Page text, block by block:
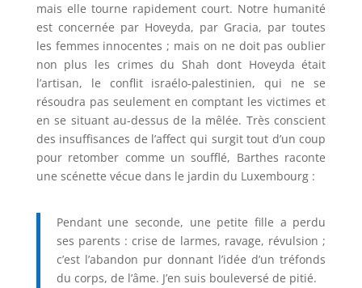
mais elle tourne rapidement court. Notre humanité
est concernée par Hoveyda, par Gracia, par toutes
les femmes innocentes ; mais on ne doit pas oublier
non plus les crimes du Shah dont Hoveyda était
l’artisan, le conflit israélo-palestinien, qui ne se
résoudra pas seulement en comptant les victimes et
en se situant au-dessus de la mêlée. Très conscient
des insuffisances de l’affect qui surgit tout d’un coup
pour retomber comme un soufflé, Barthes raconte
une scénette vécue dans le jardin du Luxembourg :
Pendant une seconde, une petite fille a perdu
ses parents : crise de larmes, ravage, révulsion ;
c’est l’abandon pur donnant l’idée d’un tréfonds
du corps, de l’âme. J’en suis bouleversé de pitié.